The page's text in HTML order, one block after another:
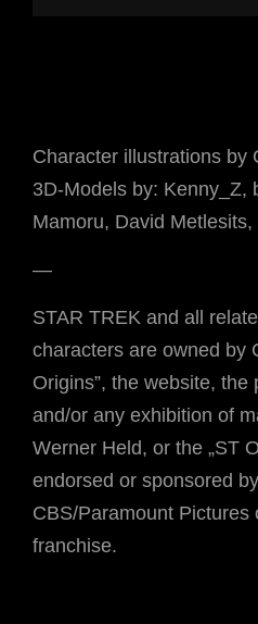
Character illustrations by
3D-Models by: Kenny_Z,
Mamoru, David
—
STAR TREK and all
characters are owned by
Origins”, the website, the
and/or any exhibition of
Werner Held, or the „ST
endorsed or sponsored
CBS/Paramount Pictures
franchise.